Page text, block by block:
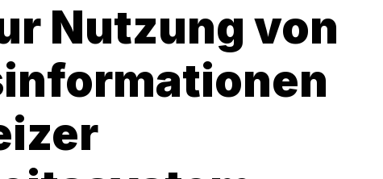
Nutzung von